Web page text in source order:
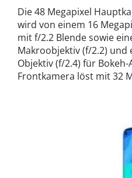
Die 48 Megapixel
wird von einem 16
mit f/2.2 Blende sowie
Makroobjektiv (f/2.2) und
Objektiv (f/2.4) für
Frontkamera löst mit 32